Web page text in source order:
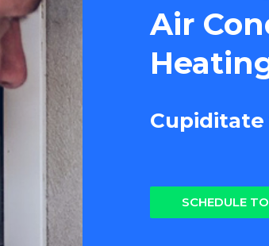
Air
SCHEDULE